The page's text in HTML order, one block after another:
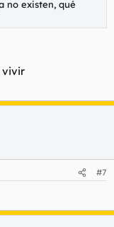
no existen, qué
vivir
#7